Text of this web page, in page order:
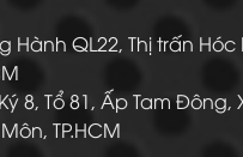
Hành QL22, Thị trấn
8, Tổ 81, Ấp Tam Đông,
TP.HCM